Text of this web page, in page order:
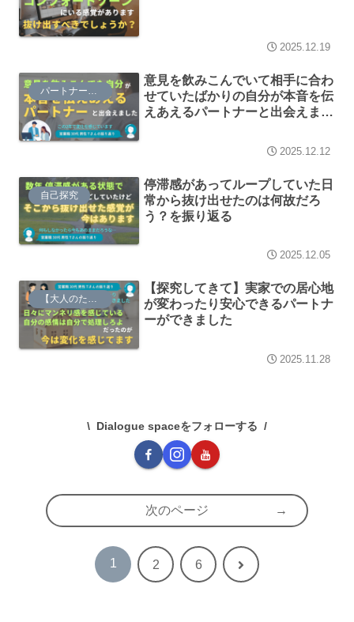
2025.12.19
パートナーシップ
意見を飲みこんでいて相手に合わ
せていたばかりの自分が本音を伝
えあえるパートナーと出会えまし
2025.12.12
自己探究
停滞感があってループしていた日
常から抜け出せたのは何故だろ
う？を振り返る
2025.12.05
【大人のための】総合的な探究の時間
【探究してきて】実家での居心地
が変わったり安心できるパートナ
ーができました
2025.11.28
Dialogue spaceをフォローする
次のページ
1 2 6 次